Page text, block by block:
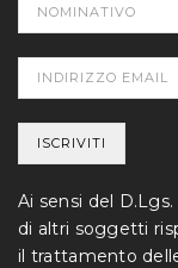
Ai sensi del
di altri soggetti
il trattamento